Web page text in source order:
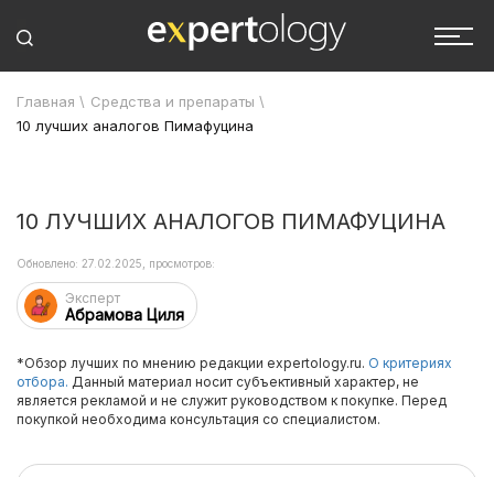
Главная \ Средства и препараты \
10 лучших аналогов Пимафуцина
10 ЛУЧШИХ АНАЛОГОВ ПИМАФУЦИНА
Эксперт
Абрамова Циля
Обновлено: 27.02.2025, просмотров:
*Обзор лучших по мнению редакции expertology.ru. О критериях
отбора. Данный материал носит субъективный характер, не
является рекламой и не служит руководством к покупке. Перед
покупкой необходима консультация со специалистом.